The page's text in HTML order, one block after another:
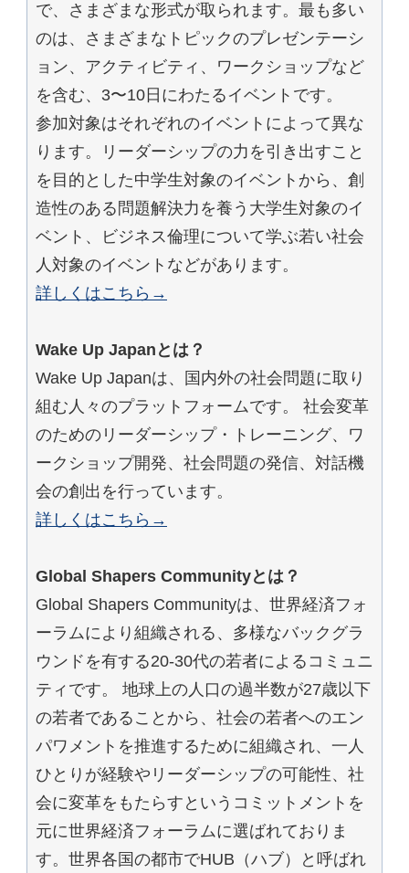
で、さまざまな形式が取られます。最も多い
のは、さまざまなトピックのプレゼンテーシ
ョン、アクティビティ、ワークショップなど
を含む、3〜10日にわたるイベントです。
参加対象はそれぞれのイベントによって異な
ります。リーダーシップの力を引き出すこと
を目的とした中学生対象のイベントから、創
造性のある問題解決力を養う大学生対象のイ
ベント、ビジネス倫理について学ぶ若い社会
人対象のイベントなどがあります。
詳しくはこちら→
Wake Up Japanとは？
Wake Up Japanは、国内外の社会問題に取り
組む人々のプラットフォームです。 社会変革
のためのリーダーシップ・トレーニング、ワ
ークショップ開発、社会問題の発信、対話機
会の創出を行っています。
詳しくはこちら→
Global Shapers Communityとは？
Global Shapers Communityは、世界経済フォ
ーラムにより組織される、多様なバックグラ
ウンドを有する20-30代の若者によるコミュニ
ティです。 地球上の人口の過半数が27歳以下
の若者であることから、社会の若者へのエン
パワメントを推進するために組織され、一人
ひとりが経験やリーダーシップの可能性、社
会に変革をもたらすというコミットメントを
元に世界経済フォーラムに選ばれておりま
す。世界各国の都市でHUB（ハブ）と呼ばれ